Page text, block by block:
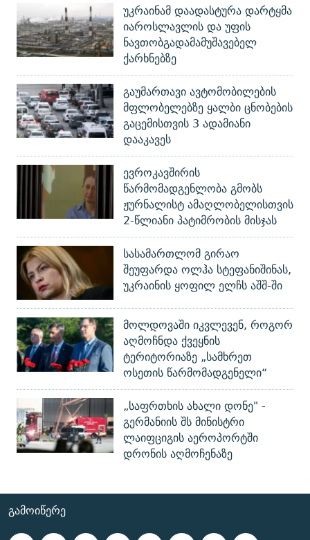
უკრაინამ დაადასტურა დარტყმა
იაროსლავლის და უფის
ნავთობგადამამუშავებელ
ქარხნებზე
გაუმართავი ავტომობილების
მფლობელებზე ყალბი ცნობების
გაცემისთვის 3 ადამიანი
დააკავეს
ევროკავშირის
წარმომადგენლობა გმობს
ჟურნალისტ ამაღლობელისთვის
2-წლიანი პატიმრობის მისჯას
სასამართლომ გირაო
შეუფარდა ოლჰა სტეფანიშინას,
უკრაინის ყოფილ ელჩს აშშ-ში
მოლდოვაში იკვლევენ, როგორ
აღმოჩნდა ქვეყნის
ტერიტორიაზე „სამხრეთ
ოსეთის წარმომადგენელი“
„საფრთხის ახალი დონე" -
გერმანიის შს მინისტრი
ლაიფციგის აეროპორტში
დრონის აღმოჩენაზე
ᲒᲐᲛᲝᲘᲬᲔᲠᲔ